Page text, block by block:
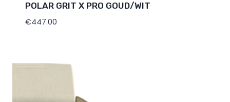
POLAR GRIT X PRO GOUD/WIT
€447.00